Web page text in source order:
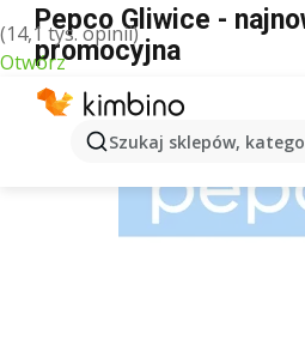
(14,1 tys. opinii)
Otwórz
Szukaj sklepów,
Pepco Gliwice -
promocyjna